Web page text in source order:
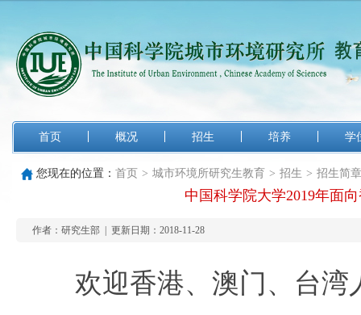
首页 概况 招生 培养 学
您现在的位置： 首页 > 城市环境所研究生教育 > 招生 > 招生简章
中国科学院大学2019年面
作者：研究生部 | 更新日期：2018-11-28
欢迎香港、澳门、台